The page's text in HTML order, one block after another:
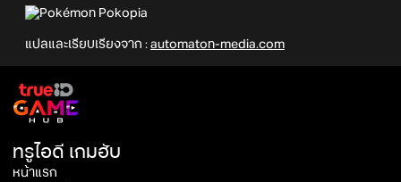
แปลและเรียบเรียงจาก : automaton-media.com
ทรูไอดี เกมฮับ
หน้าแรก